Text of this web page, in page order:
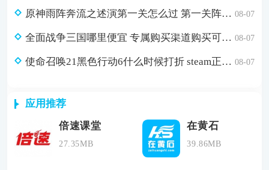
原神雨阵奔流之述演第一关怎么过 第一关阵线的形成通关攻略 08-07
全面战争三国哪里便宜 专属购买渠道购买可省179元 08-07
使命召唤21黑色行动6什么时候打折 steam正版游戏低价购买渠道分享 08-07
应用推荐
倍速课堂
27.35MB
在黄石
39.86MB